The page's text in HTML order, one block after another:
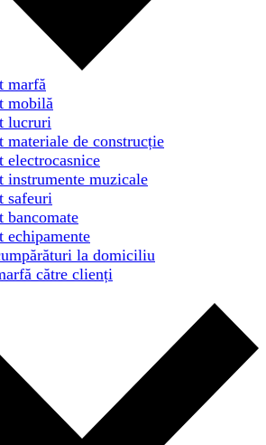
marfă
mobilă
lucruri
materiale de construcție
electrocasnice
instrumente muzicale
safeuri
bancomate
echipamente
la domiciliu
către clienți